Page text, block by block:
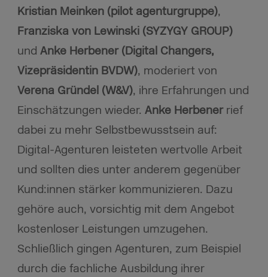
Kristian Meinken (pilot agenturgruppe),
Franziska von Lewinski (SYZYGY GROUP)
und Anke Herbener (Digital Changers,
Vizepräsidentin BVDW), moderiert von
Verena Gründel (W&V), ihre Erfahrungen und
Einschätzungen wieder. Anke Herbenerrief
dabei zu mehr Selbstbewusstsein auf:
Digital-Agenturen leisteten wertvolle Arbeit
und sollten dies unter anderem gegenüber
Kund:innen stärker kommunizieren. Dazu
gehöre auch, vorsichtig mit dem Angebot
kostenloser Leistungen umzugehen.
Schließlich gingen Agenturen, zum Beispiel
durch die fachliche Ausbildung ihrer